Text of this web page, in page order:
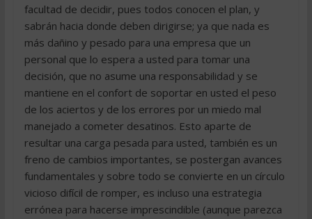
facultad de decidir, pues todos conocen el plan, y
sabrán hacia donde deben dirigirse; ya que nada es
más dañino y pesado para una empresa que un
personal que lo espera a usted para tomar una
decisión, que no asume una responsabilidad y se
mantiene en el confort de soportar en usted el peso
de los aciertos y de los errores por un miedo mal
manejado a cometer desatinos. Esto aparte de
resultar una carga pesada para usted, también es un
freno de cambios importantes, se postergan avances
fundamentales y sobre todo se convierte en un círculo
vicioso difícil de romper, es incluso una estrategia
errónea para hacerse imprescindible (aunque parezca